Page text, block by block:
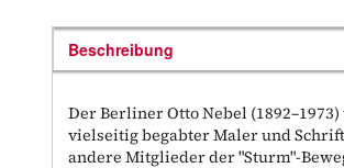
Beschreibung
Der Berliner Otto Nebel
vielseitig begabter Maler und
andere Mitglieder der "Sturm"-